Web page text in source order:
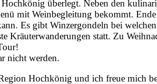
überlegt. Neben den
mit Weinbegleitung bekommt.
Es gibt Winzergondeln bei
Kräuterwanderungen statt. Zu
nicht werden.
Hochkönig und ich freue mich